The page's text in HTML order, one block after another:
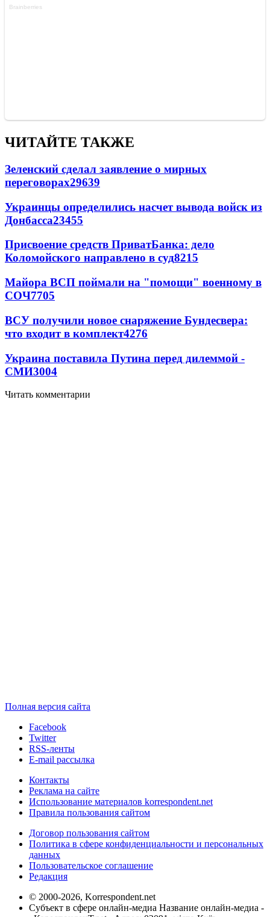
ЧИТАЙТЕ ТАКЖЕ
Зеленский сделал заявление о мирных
переговорах29639
Украинцы определились насчет вывода войск из
Донбасса23455
Присвоение средств ПриватБанка: дело
Коломойского направлено в суд8215
Майора ВСП поймали на "помощи" военному в
СОЧ7705
ВСУ получили новое снаряжение Бундесвера:
что входит в комплект4276
Украина поставила Путина перед дилеммой -
СМИ3004
Читать комментарии
Полная версия сайта
Facebook
Twitter
RSS-ленты
E-mail рассылка
Контакты
Реклама на сайте
Использование материалов korrespondent.net
Правила пользования сайтом
Договор пользования сайтом
Политика в сфере конфиденциальности и персональных
данных
Пользовательское соглашение
Редакция
© 2000-2026, Korrespondent.net
Субъект в сфере онлайн-медиа Название онлайн-медиа -